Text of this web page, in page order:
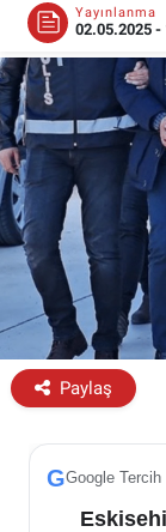
Yayınlanma
02.05.2025 -
Paylaş
GGoogle
YEMEK
Eskişehir
Eskişehir
Eskişehir
Eskişehir
Haber